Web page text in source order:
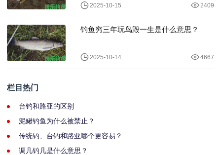
2025-10-15 2409
钓鱼穷三年玩鸟毁一生是什么意思？
2025-10-14 4667
栏目热门
台钓和路亚的区别
泥鳅钓鱼为什么被禁止？
传统钓、台钓和路亚哪个更容易？
调几钓几是什么意思？